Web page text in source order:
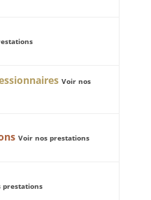
Voir nos
Voir nos prestations
prestations